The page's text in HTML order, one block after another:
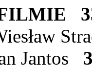
Jantos